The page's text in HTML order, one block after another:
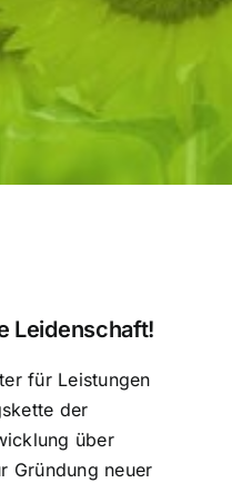
Leidenschaft!
für Leistungen
der
über
Gründung neuer